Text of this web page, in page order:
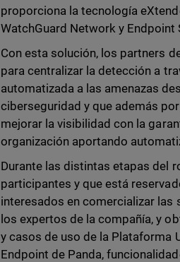
proporciona la tecnología
WatchGuard Network y Endpoint
Con esta solución, los partners
para centralizar la detección a
automatizada a las amenazas
ciberseguridad y que además
mejorar la visibilidad con la
organización aportando
Durante las distintas etapas del
participantes y que está
interesados en comercializar las
los expertos de la compañía, y
y casos de uso de la Plataforma
Endpoint de Panda,